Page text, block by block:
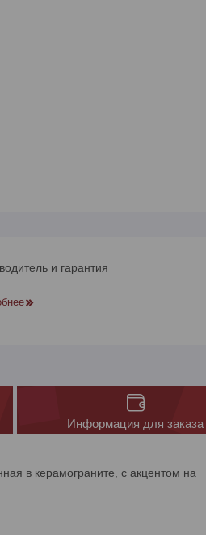
и гарантия
Информация для заказа
в керамограните, с акцентом на